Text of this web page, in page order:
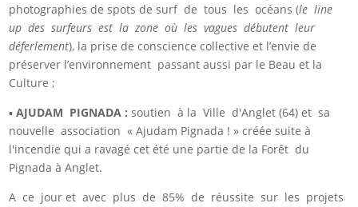
photographies de spots de surf de tous les océans (le line
up des surfeurs est la zone où les vagues débutent leur
déferlement), la prise de conscience collective et l’envie de
préserver l’environnement passant aussi par le Beau et la
Culture ;
▪AJUDAM PIGNADA :soutien à la Ville d'Anglet (64) et sa
nouvelle association « Ajudam Pignada ! » créée suite à
l'incendie qui a ravagé cet été une partie de la Forêt du
Pignada à Anglet.
A ce jour et avec plus de 85% de réussite sur les projets